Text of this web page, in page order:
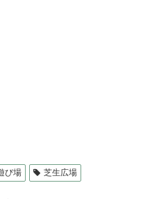
び場 芝生広場